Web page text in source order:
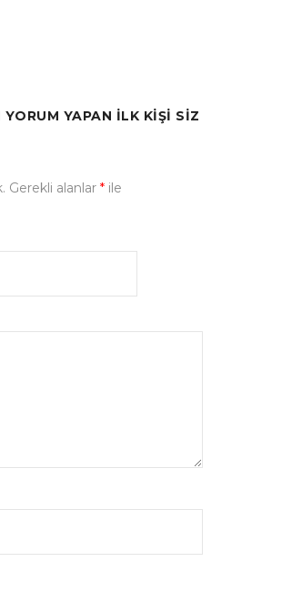
YAPAN ILK KIŞI SIZ
Gerekli alanlar *ile